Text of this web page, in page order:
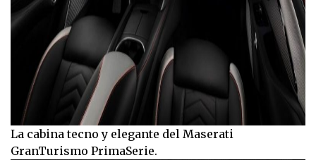
La cabina tecno y elegante del Maserati
GranTurismo PrimaSerie.